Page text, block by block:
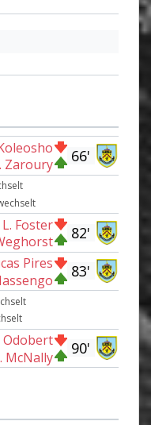
66'
Zaroury
82'
L. Foster
83'
Pires
90'
Odobert
McNally